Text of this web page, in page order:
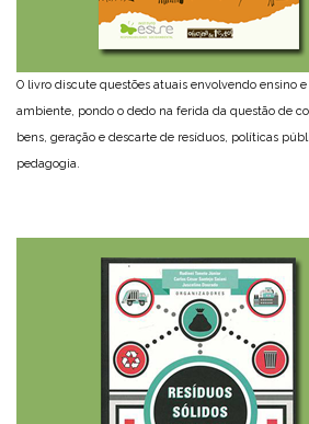
O livro discute questões atuais envolvendo ensino
ambiente, pondo o dedo na ferida da questão de
bens, geração e descarte de resíduos, políticas
pedagogia.